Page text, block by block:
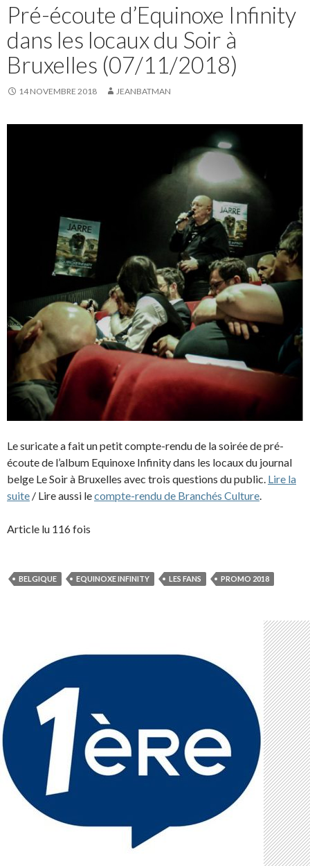
Pré-écoute d’Equinoxe Infinity
dans les locaux du Soir à
Bruxelles (07/11/2018)
14 NOVEMBRE 2018 JEANBATMAN
Le suricate a fait un petit compte-rendu de la soirée de pré-
écoute de l’album Equinoxe Infinity dans les locaux du journal
belge Le Soir à Bruxelles avec trois questions du public. Lire la
suite / Lire aussi lecompte-rendu de Branchés Culture.
Article lu 116 fois
BELGIQUE EQUINOXE INFINITY LES FANS PROMO 2018